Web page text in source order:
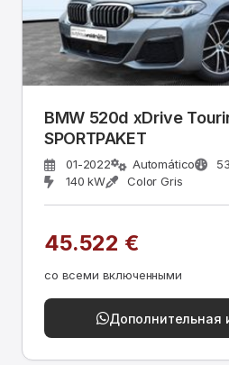
BMW 520d xDrive
SPORTPAKET
01-2022 Automático
140 kW
Color Gris
45.522 €
со всеми включенными
Дополнительная